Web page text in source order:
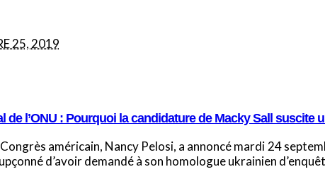
25, 2019
de l’ONU : Pourquoi la candidature de Macky Sall suscite
américain, Nancy Pelosi, a annoncé mardi 24
d’avoir demandé à son homologue ukrainien